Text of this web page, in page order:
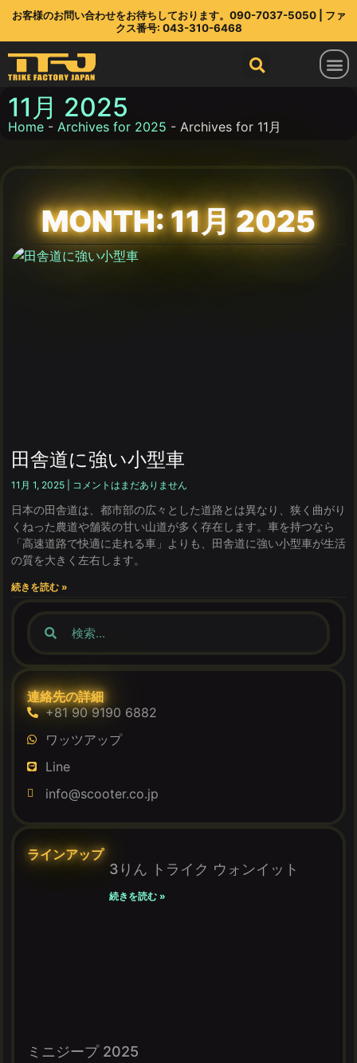
お客様のお問い合わせをお待ちしております。090-7037-5050 | ファ
クス番号: 043-310-6468
11月 2025
Home- Archives for 2025 - Archives for 11月
MONTH: 11月 2025
田舎道に強い小型車
11月 1, 2025 コメントはまだありません
日本の田舎道は、都市部の広々とした道路とは異なり、狭く曲がり
くねった農道や舗装の甘い山道が多く存在します。車を持つなら
「高速道路で快適に走れる車」よりも、田舎道に強い小型車が生活
の質を大きく左右します。
続きを読む »
連絡先の詳細
+81 90 9190 6882
ワッツアップ
Line
info@scooter.co.jp
ラインアップ
3りん トライク ウォンイット
続きを読む »
ミニジープ 2025